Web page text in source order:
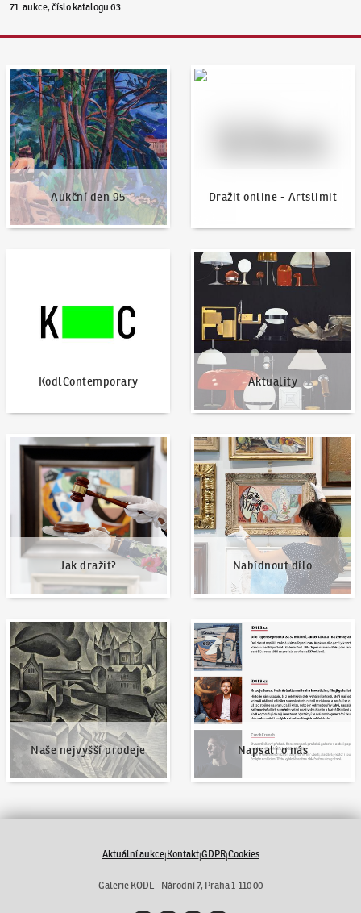
71. aukce, číslo katalogu 63
Aukční den 95
Aukční den 95
Dražit online - Artslimit
Dražit online - Artslimit
KodlContemporary Aktuality
Aktuality
Jak dražit?
Jak dražit?
Nabídnout dílo
Nabídnout dílo
Naše nejvyšší prodeje
Naše nejvyšší prodeje
Napsali o nás
Napsali o nás
Aktuální aukce|Kontakt|GDPR|Cookies
Galerie KODL - Národní 7, Praha 1 110 00